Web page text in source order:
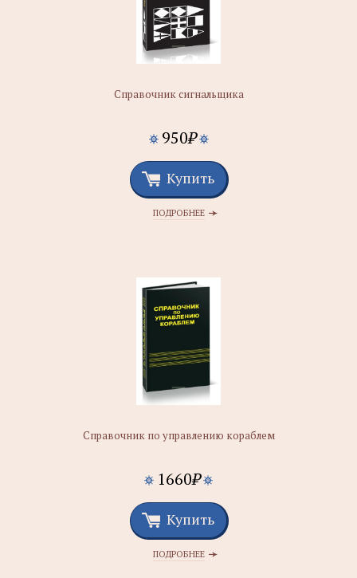
Справочник сигнальщика
950₽
Купить
ПОДРОБНЕЕ
Справочник по управлению кораблем
1660₽
Купить
ПОДРОБНЕЕ